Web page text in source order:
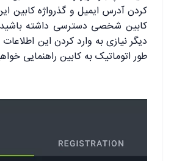
کردن آدرس ایمیل و گذرواژه کابین
کابین شخصی دسترسی داشته
دیگر نیازی به وارد کردن این
طور اتوماتیک به کابین راهنمایی